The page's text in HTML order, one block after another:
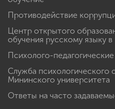
Противодействие
Центр открытого
обучения русскому языку
Психолого-
Служба психологического
Мининского университета
Ответы на часто